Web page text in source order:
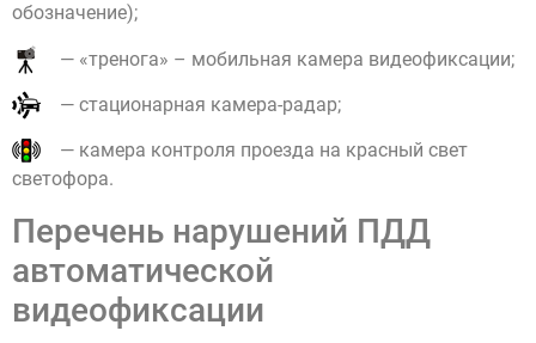
обозначение);
— «тренога» – мобильная камера видеофиксации;
— стационарная камера-радар;
— камера контроля проезда на красный свет
светофора.
Перечень нарушений ПДД
автоматической
видеофиксации